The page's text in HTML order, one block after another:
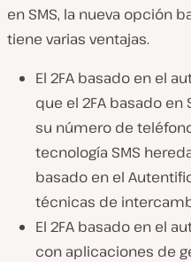
en SMS, la nueva opción
tiene varias ventajas.
El 2FA basado en el
que el 2FA basado en
su número de
tecnología SMS
basado en el
técnicas de
El 2FA basado en el
con aplicaciones de